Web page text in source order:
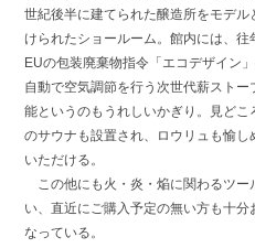
世紀後半に建てられた醸造所をモデ
けられたショールーム。館内には、往
EUの包装廃棄物指令「エコデザイン
自動で空気調節を行う次世代薪スト
能というのもうれしいかぎり。見ど
のサウナも設置され、ロウリュも愉
いただける。
この他にも火・炎・焔に関わるツー
い、直近にご購入予定の無い方も十
なっている。